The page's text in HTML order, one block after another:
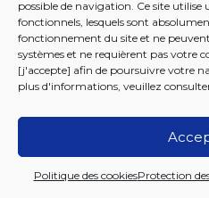
possible de navigation. Ce site utilise
fonctionnels, lesquels sont
fonctionnement du site et ne
systèmes et ne requièrent pas votre
[j'accepte] afin de poursuivre votre
plus d'informations, veuillez
Politique des cookiesProtection
Remboursement entre
1. Le remboursement des
par l'institution du lieu de
application des articles 13 à 16
paragraphe 1 de la
des justifications produites.
2. Le remboursement visé
article est effectué pour